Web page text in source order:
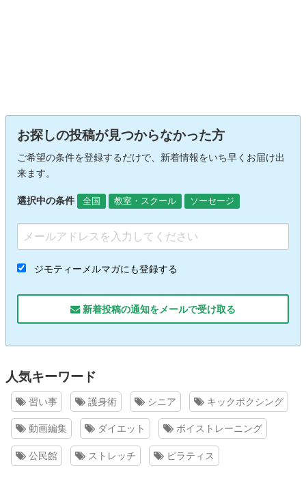
お探しの投稿が見つからなかった方
ご希望の条件を登録するだけで、新着情報をいち早くお届け出
来ます。
選択中の条件 全国 教室・スクール ソーセージ
ジモティーメルマガにも登録する
新着投稿の通知をメールで受け取る
人気キーワード
習い事 護身術 シニア キックボクシング
動画編集 ダイエット ボイストレーニング
公民館 ストレッチ ピラティス